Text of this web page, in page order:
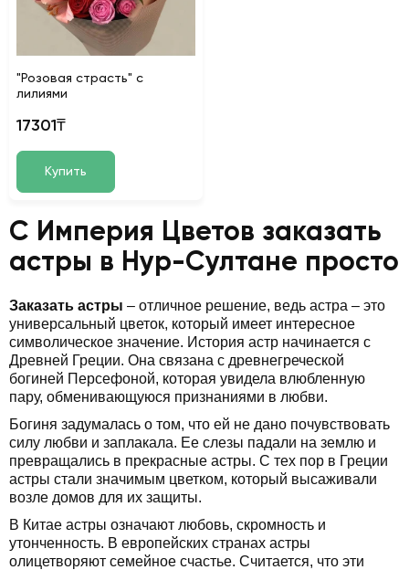
"Розовая страсть" с
лилиями
17301₸
Купить
С Империя Цветов заказать
астры в Нур-Султане просто
Заказать астры – отличное решение, ведь астра – это
универсальный цветок, который имеет интересное
символическое значение. История астр начинается с
Древней Греции. Она связана с древнегреческой
богиней Персефоной, которая увидела влюбленную
пару, обменивающуюся признаниями в любви.
Богиня задумалась о том, что ей не дано почувствовать
силу любви и заплакала. Ее слезы падали на землю и
превращались в прекрасные астры. С тех пор в Греции
астры стали значимым цветком, который высаживали
возле домов для их защиты.
В Китае астры означают любовь, скромность и
утонченность. В европейских странах астры
олицетворяют семейное счастье. Считается, что эти